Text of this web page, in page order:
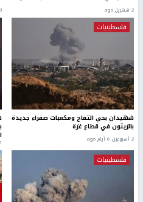
2 شهرين ago 3 أشهر، 1 اسبوع. ago
فلسطينيات
شهيدان بحي التفاح ومكعبات صفراء جديدة
بالزيتون في قطاع غزة
2 أسبوعين، 6 أيام ago 1 يوم، 13 ساعة ago
فلسطينيات